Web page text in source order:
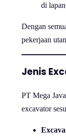
di
Dengan
pekerjaan
Jenis
PT Mega
excavator